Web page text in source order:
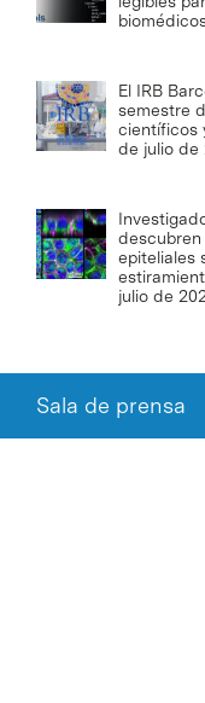
El IRB
semestre
científicos
de julio de
epiteliales
julio de
Sala de prensa